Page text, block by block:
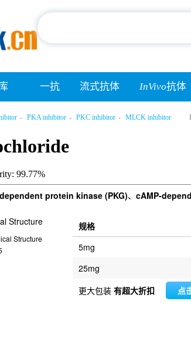
一抗 流式抗体 InVivo抗体
- PKA inhibitor - PKC inhibitor - MLCK inhibitor
99.77%
protein kinase (PKG)、 cAMP-
Structure
规格
5mg
25mg
更大包装 有超大折扣 点